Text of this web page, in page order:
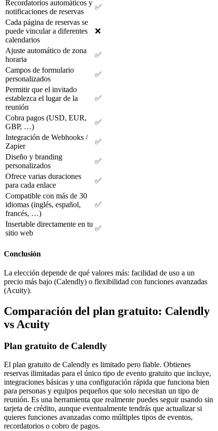
Recordatorios automáticos y
notificaciones de reservas
✅
Cada página de reservas se
puede vincular a diferentes
calendarios
❌
Ajuste automático de zona
horaria
✅
Campos de formulario
personalizados
✅
Permitir que el invitado
establezca el lugar de la
reunión
✅
Cobra pagos (USD, EUR,
GBP, …)
✅
Integración de Webhooks /
Zapier
✅
Diseño y branding
personalizados
✅
Ofrece varias duraciones
para cada enlace
✅
Compatible con más de 30
idiomas (inglés, español,
francés, …)
✅
Insertable directamente en tu
sitio web
✅
Conclusión
La elección depende de qué valores más: facilidad de uso a un
precio más bajo (Calendly) o flexibilidad con funciones avanzadas
(Acuity).
Comparación del plan gratuito: Calendly
vs Acuity
Plan gratuito de Calendly
El plan gratuito de Calendly es limitado pero fiable. Obtienes
reservas ilimitadas para el único tipo de evento gratuito que incluye,
integraciones básicas y una configuración rápida que funciona bien
para personas y equipos pequeños que solo necesitan un tipo de
reunión. Es una herramienta que realmente puedes seguir usando sin
tarjeta de crédito, aunque eventualmente tendrás que actualizar si
quieres funciones avanzadas como múltiples tipos de eventos,
recordatorios o cobro de pagos.